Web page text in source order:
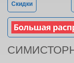
Скидки